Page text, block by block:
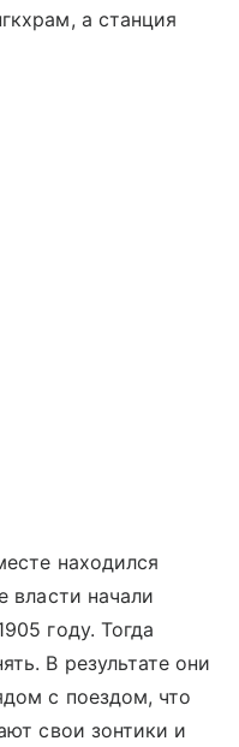
а станция
находился
власти начали
году. Тогда
В результате они
с поездом, что
свои зонтики и